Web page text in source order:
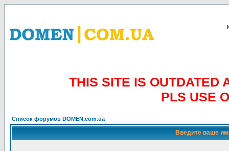
THIS SITE IS OUTDATED
PLS USE
Список форумов DOMEN.com.ua
Введите ваше